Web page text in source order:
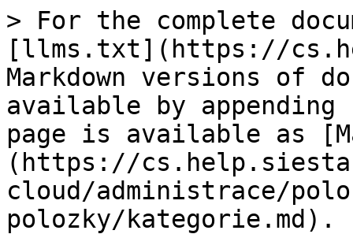
> For the complete
[llms.txt](https://
Markdown versions of
available by
page is available as
(https://
cloud/administrace/
polozky/kategorie.md).